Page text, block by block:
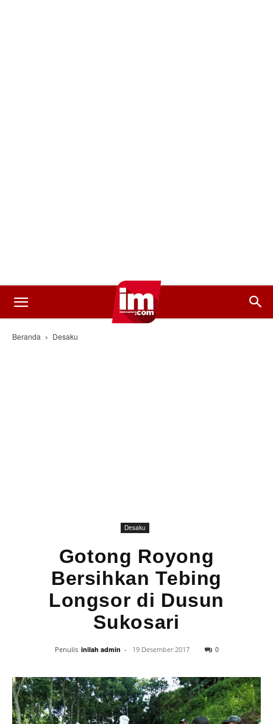
Beranda Desaku
Desaku
Gotong Royong
Bersihkan Tebing
Longsor di Dusun
Sukosari
Penulis inilah admin - 19 Desember 2017 0